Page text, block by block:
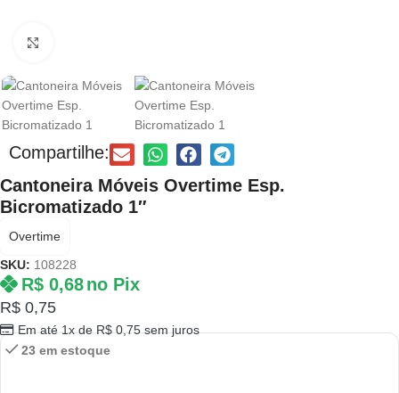
Compartilhe:
Cantoneira Móveis Overtime Esp.
Bicromatizado 1″
Overtime
SKU: 108228
R$ 0,75
Em até 1x deR$0,75sem juros
R$0,68 no Pix
23 em estoque